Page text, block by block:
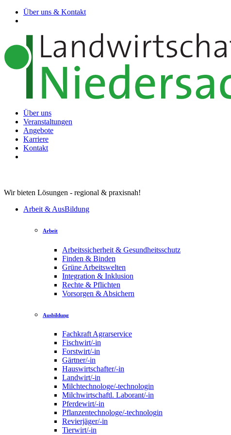
Über uns & Kontakt
Über uns
Veranstaltungen
Angebote
Karriere
Kontakt
Wir bieten Lösungen - regional & praxisnah!
Arbeit & AusBildung
Arbeit
Arbeitssicherheit & Gesundheitsschutz
Finden & Binden
Grüne Arbeitswelten
Integration & Inklusion
Rechte & Pflichten
Vorsorgen & Absichern
Ausbildung
Fachkraft Agrarservice
Fischwirt/-in
Forstwirt/-in
Gärtner/-in
Hauswirtschafter/-in
Landwirt/-in
Milchtechnologe/-technologin
Milchwirtschaftl. Laborant/-in
Pferdewirt/-in
Pflanzentechnologe/-technologin
Revierjäger/-in
Tierwirt/-in